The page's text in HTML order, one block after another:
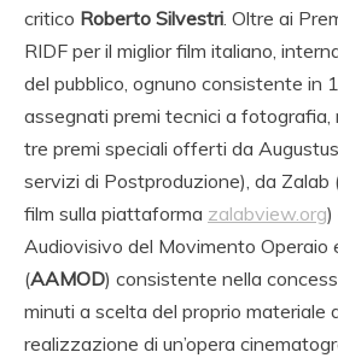
critico Roberto Silvestri. Oltre ai
RIDF per il miglior film italiano,
del pubblico, ognuno consistente in
assegnati premi tecnici a fotografia,
tre premi speciali offerti da
servizi di Postproduzione), da Zalab
film sulla piattaforma zalabview.org)
Audiovisivo del Movimento Operaio
(AAMOD) consistente nella
minuti a scelta del proprio materiale
realizzazione di un’opera